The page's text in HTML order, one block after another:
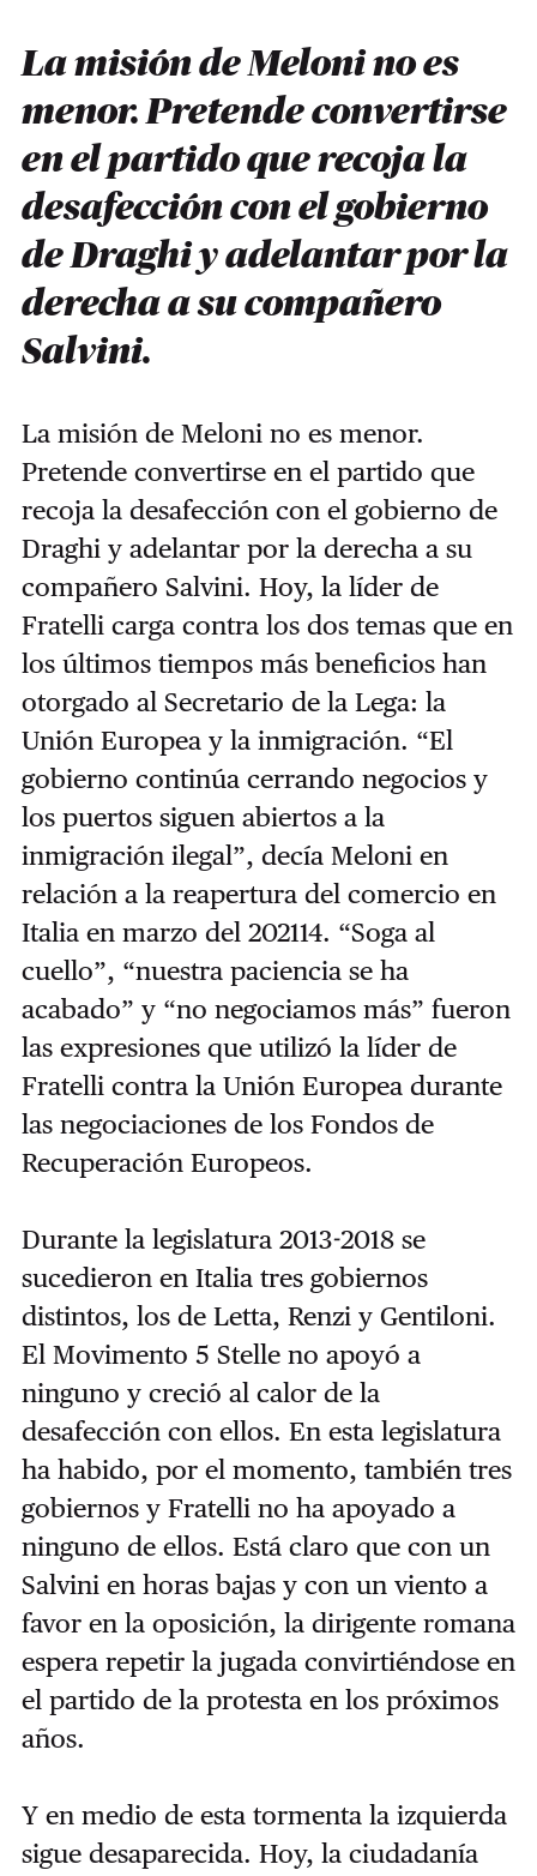
La misión de Meloni no es
menor. Pretende convertirse
en el partido que recoja la
desafección con el gobierno
de Draghi y adelantar por la
derecha a su compañero
Salvini.
La misión de Meloni no es menor.
Pretende convertirse en el partido que
recoja la desafección con el gobierno de
Draghi y adelantar por la derecha a su
compañero Salvini. Hoy, la líder de
Fratelli carga contra los dos temas que en
los últimos tiempos más beneficios han
otorgado al Secretario de la Lega: la
Unión Europea y la inmigración. “El
gobierno continúa cerrando negocios y
los puertos siguen abiertos a la
inmigración ilegal”, decía Meloni en
relación a la reapertura del comercio en
Italia en marzo del 202114. “Soga al
cuello”, “nuestra paciencia se ha
acabado” y “no negociamos más” fueron
las expresiones que utilizó la líder de
Fratelli contra la Unión Europea durante
las negociaciones de los Fondos de
Recuperación Europeos.
Durante la legislatura 2013-2018 se
sucedieron en Italia tres gobiernos
distintos, los de Letta, Renzi y Gentiloni.
El Movimento 5 Stelle no apoyó a
ninguno y creció al calor de la
desafección con ellos. En esta legislatura
ha habido, por el momento, también tres
gobiernos y Fratelli no ha apoyado a
ninguno de ellos. Está claro que con un
Salvini en horas bajas y con un viento a
favor en la oposición, la dirigente romana
espera repetir la jugada convirtiéndose en
el partido de la protesta en los próximos
años.
Y en medio de esta tormenta la izquierda
sigue desaparecida. Hoy, la ciudadanía